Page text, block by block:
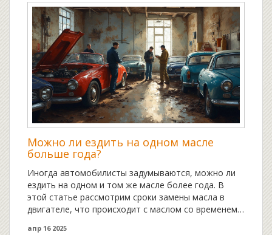
Можно ли ездить на одном масле
больше года?
Иногда автомобилисты задумываются, можно ли
ездить на одном и том же масле более года. В
этой статье рассмотрим сроки замены масла в
двигателе, что происходит с маслом со временем,
апр 16 2025